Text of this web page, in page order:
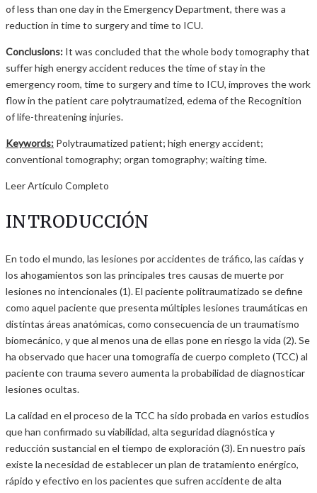
of less than one day in the Emergency Department, there was a
reduction in time to surgery and time to ICU.
Conclusions: It was concluded that the whole body tomography that
suffer high energy accident reduces the time of stay in the
emergency room, time to surgery and time to ICU, improves the work
flow in the patient care polytraumatized, edema of the Recognition
of life-threatening injuries.
Keywords: Polytraumatized patient; high energy accident;
conventional tomography; organ tomography; waiting time.
Leer Artículo Completo
INTRODUCCIÓN
En todo el mundo, las lesiones por accidentes de tráfico, las caídas y
los ahogamientos son las principales tres causas de muerte por
lesiones no intencionales (1). El paciente politraumatizado se define
como aquel paciente que presenta múltiples lesiones traumáticas en
distintas áreas anatómicas, como consecuencia de un traumatismo
biomecánico, y que al menos una de ellas pone en riesgo la vida (2). Se
ha observado que hacer una tomografía de cuerpo completo (TCC) al
paciente con trauma severo aumenta la probabilidad de diagnosticar
lesiones ocultas.
La calidad en el proceso de la TCC ha sido probada en varios estudios
que han confirmado su viabilidad, alta seguridad diagnóstica y
reducción sustancial en el tiempo de exploración (3). En nuestro país
existe la necesidad de establecer un plan de tratamiento enérgico,
rápido y efectivo en los pacientes que sufren accidente de alta